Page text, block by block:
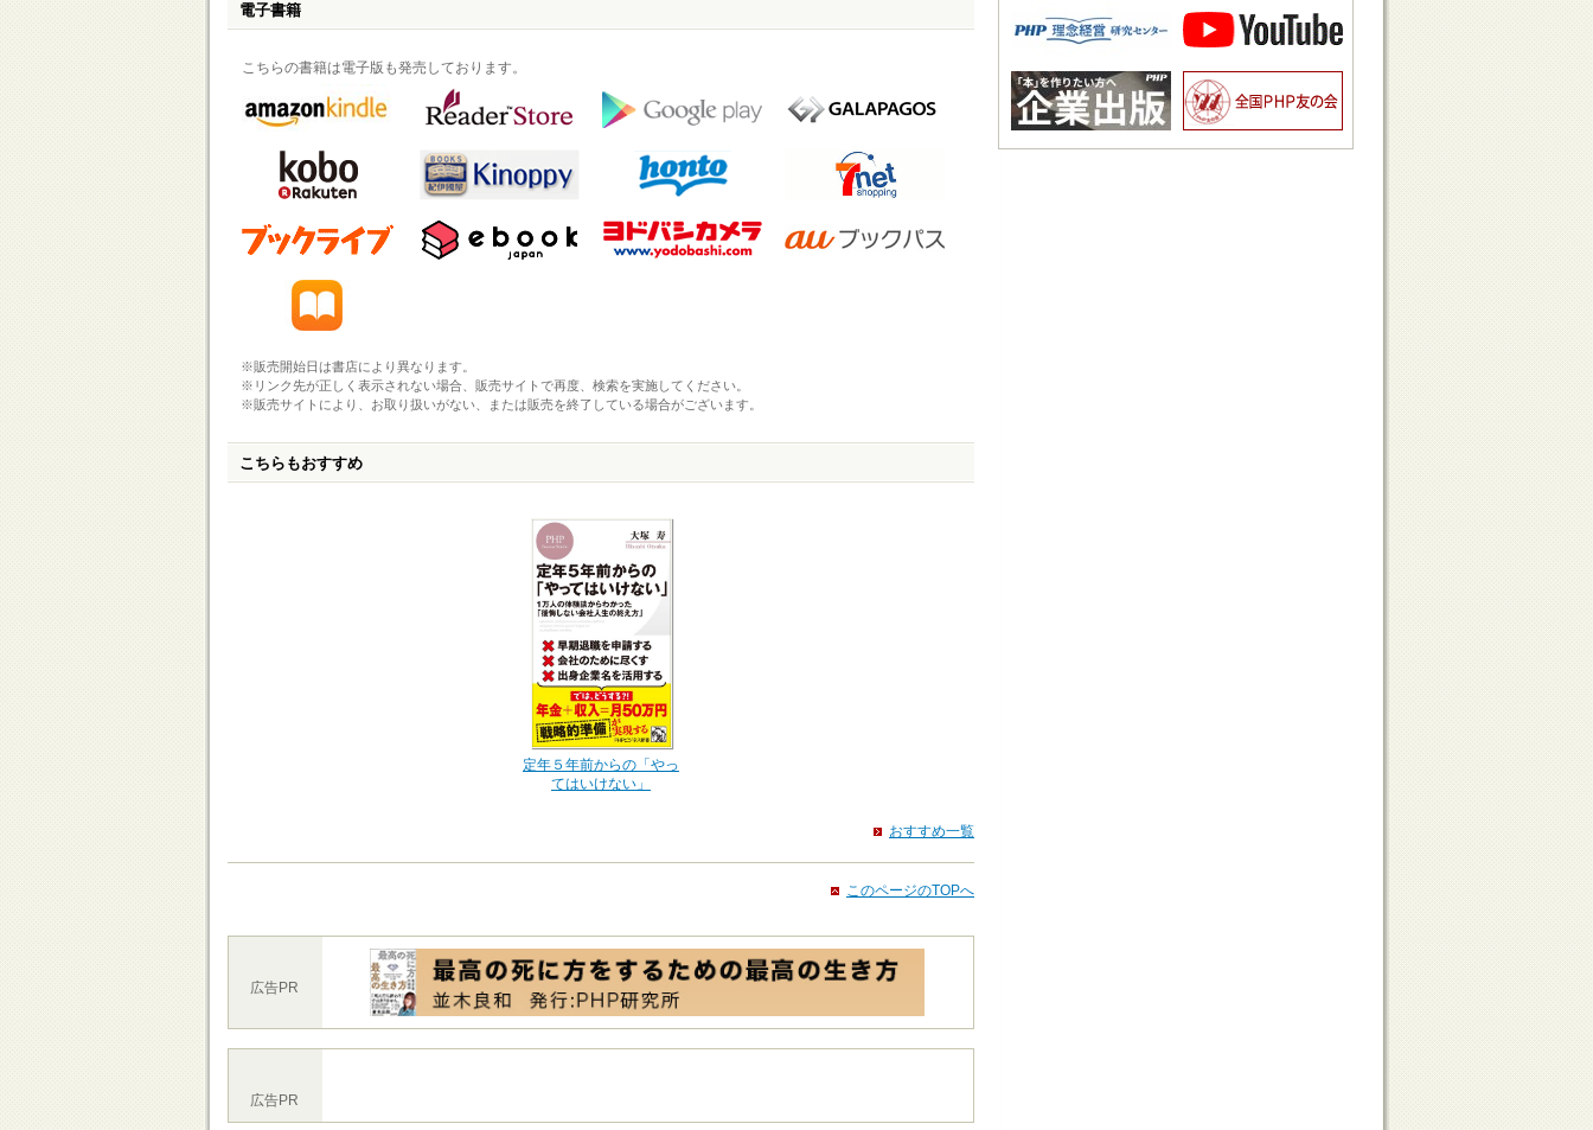
電子書籍
こちらの書籍は電子版も発売しております。
※販売開始日は書店により異なります。
※リンク先が正しく表示されない場合、販売サイトで再度、検索を実施してください。
※販売サイトにより、お取り扱いがない、または販売を終了している場合がございます。
こちらもおすすめ
定年５年前からの「やっ
てはいけない」
おすすめ一覧
このページのTOPへ
広告PR
広告PR